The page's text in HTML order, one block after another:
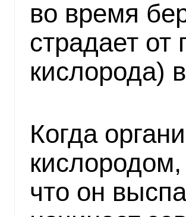
во время
страдает от
кислорода)
Когда
что он